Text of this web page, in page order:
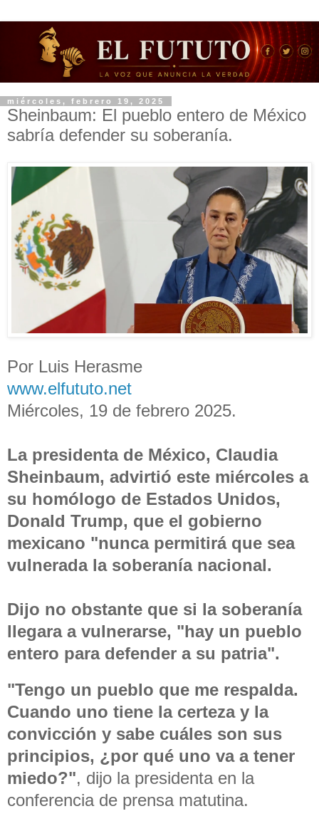
miércoles, febrero 19, 2025
Sheinbaum: El pueblo entero de México
sabría defender su soberanía.
Por Luis Herasme
www.elfututo.net
Miércoles, 19 de febrero 2025.
La presidenta de México, Claudia
Sheinbaum, advirtió este miércoles a
su homólogo de Estados Unidos,
Donald Trump, que el gobierno
mexicano "nunca permitirá que sea
vulnerada la soberanía nacional.
Dijo no obstante que si la soberanía
llegara a vulnerarse, "hay un pueblo
entero para defender a su patria".
"Tengo un pueblo que me respalda.
Cuando uno tiene la certeza y la
convicción y sabe cuáles son sus
principios, ¿por qué uno va a tener
miedo?", dijo la presidenta en la
conferencia de prensa matutina.